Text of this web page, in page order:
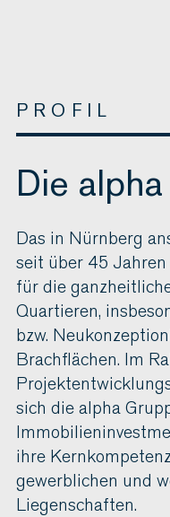
PROFIL
Die
Das in Nürnberg
seit über 45
für die
Quartieren,
bzw.
Brachflächen. Im
sich die alpha
ihre
gewerblichen und
Liegenschaften.